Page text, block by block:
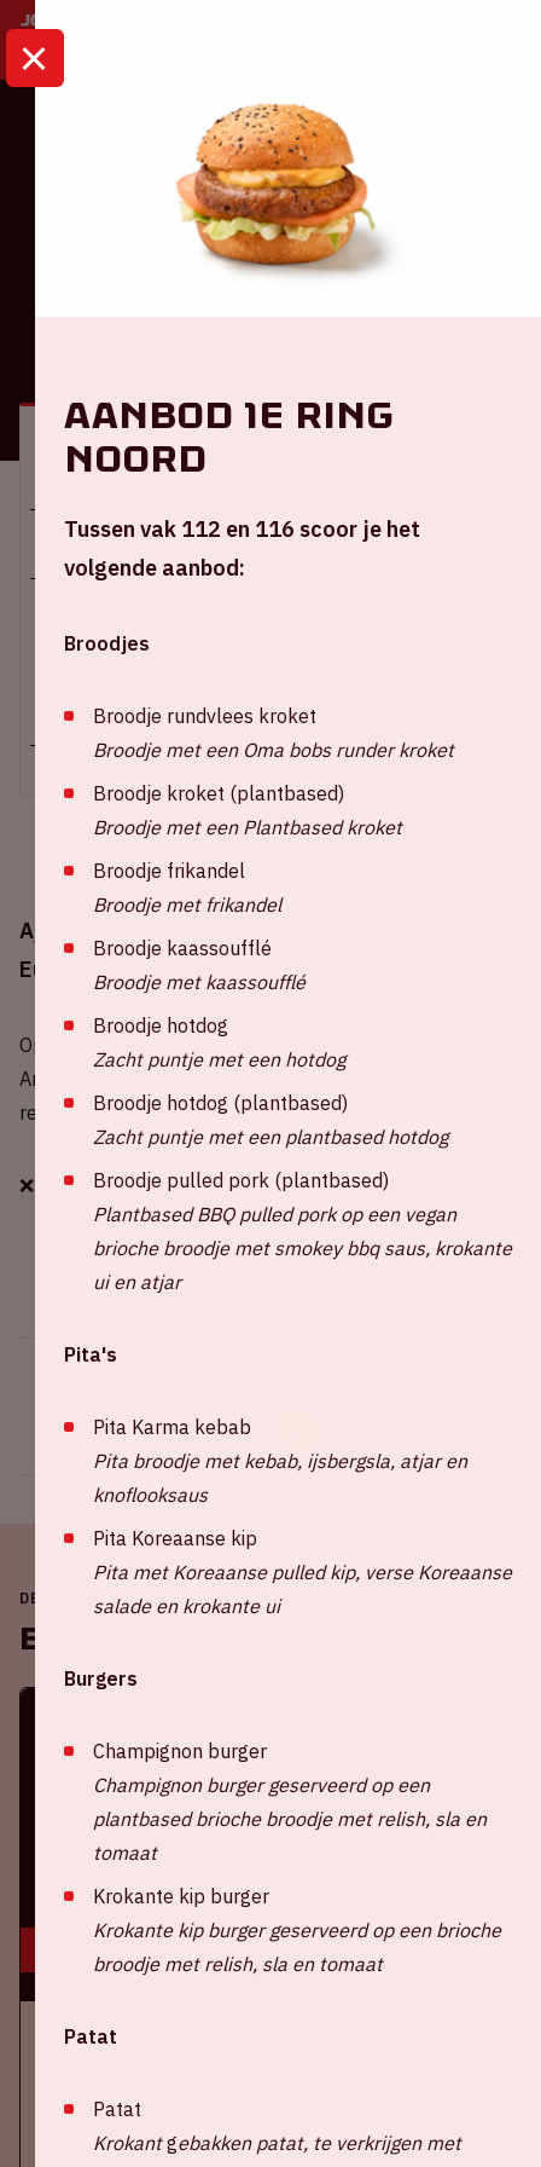
KALENDER AJAX – AS ROMA
Europa League
Ajax – AS Roma
Ajax neemt het in de kwartfinale van de UEFA
Europa League op tegen het Italiaanse AS Roma.
Op donderdag 8 april speelt Ajax in de Johan Cruijff
ArenA de eerste wedstrijd thuis. Een week later volgt de
return. Beide wedstrijden beginnen om 21:00 uur.
❌❌❌
Locatie en tijd
Do 8 april 2021
Aanvang wedstrijd: 21.00 uur
+ Voeg toe aan agenda
DE JOHAN CRUIJFF ARENA IS ALTIJD IN BEWEGING
Binnenkort in de ArenA
Ajax - SC Heerenveen
Op zondag 16 augustus 2026 speelt Ajax in de Johan Cruijff
ArenA tegen SC Heerenveen
Aanbod 1e ring
Noord
Tussen vak 112 en 116 scoor je het
volgende aanbod:
Broodjes
Broodje rundvlees kroket
Broodje met een Oma bobs runder kroket
Broodje kroket (plantbased)
Broodje met een Plantbased kroket
Broodje frikandel
Broodje met frikandel
Broodje kaassoufflé
Broodje met kaassoufflé
Broodje hotdog
Zacht puntje met een hotdog
Broodje hotdog (plantbased)
Zacht puntje met een plantbased hotdog
Broodje pulled pork (plantbased)
Plantbased BBQ pulled pork op een vegan
brioche broodje met smokey bbq saus, krokante
ui en atjar
Pita's
Pita Karma kebab
Pita broodje met kebab, ijsbergsla, atjar en
knoflooksaus
Pita Koreaanse kip
Pita met Koreaanse pulled kip, verse Koreaanse
salade en krokante ui
Burgers
Champignon burger
Champignon burger geserveerd op een
plantbased brioche broodje met relish, sla en
tomaat
Krokante kip burger
Krokante kip burger geserveerd op een brioche
broodje met relish, sla en tomaat
Patat
Patat
Krokantgebakken patat, te verkrijgen met